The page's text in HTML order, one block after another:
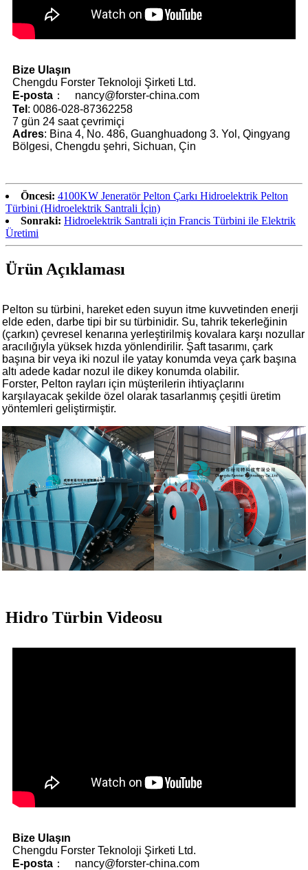
Bize Ulaşın
Chengdu Forster Teknoloji Şirketi Ltd.
E-posta ： nancy@forster-china.com
Tel : 0086-028-87362258
7 gün 24 saat çevrimiçi
Adres: Bina 4, No. 486, Guanghuadong 3. Yol, Qingyang
Bölgesi, Chengdu şehri, Sichuan, Çin
Öncesi: 4100KW Jeneratör Pelton Çarkı Hidroelektrik Pelton
Türbini (Hidroelektrik Santrali İçin)
Sonraki: Hidroelektrik Santrali için Francis Türbini ile Elektrik
Üretimi
Ürün Açıklaması
Pelton su türbini, hareket eden suyun itme kuvvetinden enerji
elde eden, darbe tipi bir su türbinidir. Su, tahrik tekerleğinin
(çarkın) çevresel kenarına yerleştirilmiş kovalara karşı nozullar
aracılığıyla yüksek hızda yönlendirilir. Şaft tasarımı, çark
başına bir veya iki nozul ile yatay konumda veya çark başına
altı adede kadar nozul ile dikey konumda olabilir.
Forster, Pelton rayları için müşterilerin ihtiyaçlarını
karşılayacak şekilde özel olarak tasarlanmış çeşitli üretim
yöntemleri geliştirmiştir.
Hidro Türbin Videosu
Bize Ulaşın
Chengdu Forster Teknoloji Şirketi Ltd.
E-posta ： nancy@forster-china.com